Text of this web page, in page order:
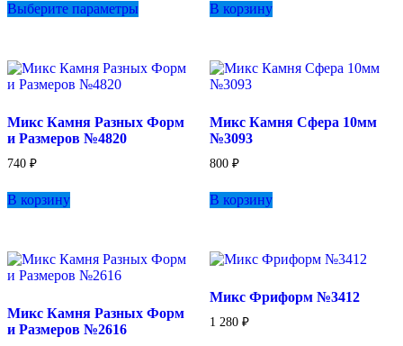
Выберите параметры
Опции
на
В корзину
Микс Камня Разных Форм
и Размеров №4820
740 ₽
В корзину
Микс Камня Сфера 10мм
№3093
800 ₽
В корзину
Микс Камня Разных Форм
и Размеров №2616
Микс Фриформ №3412
1 280 ₽